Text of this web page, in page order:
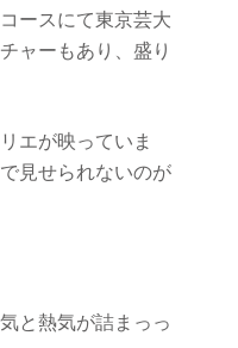
ースにて東京芸大
ャーもあり、盛り
エが映っていま
見せられないのが
と熱気が詰まっっ